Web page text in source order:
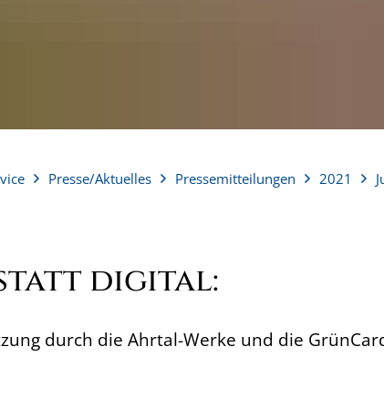
Presse/Aktuelles Pressemitteilungen 2021
digital:
durch die Ahrtal-Werke und die